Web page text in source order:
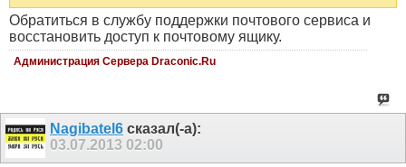
Обратиться в службу поддержки почтового сервиса и
восстановить доступ к почтовому ящику.
Администрация Сервера Draconic.Ru
Nagibatel6 сказал(-а):
03.07.2013 02:00